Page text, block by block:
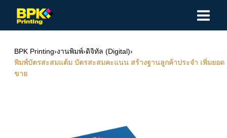
BPK Printing›งานพิมพ์›ดิจิทัล (Digital)›
พิมพ์บัตรสะสมแต้ม บัตรสะสมคะแนน สร้างฐานลูกค้าประจำ เพิ่มยอด
ขาย